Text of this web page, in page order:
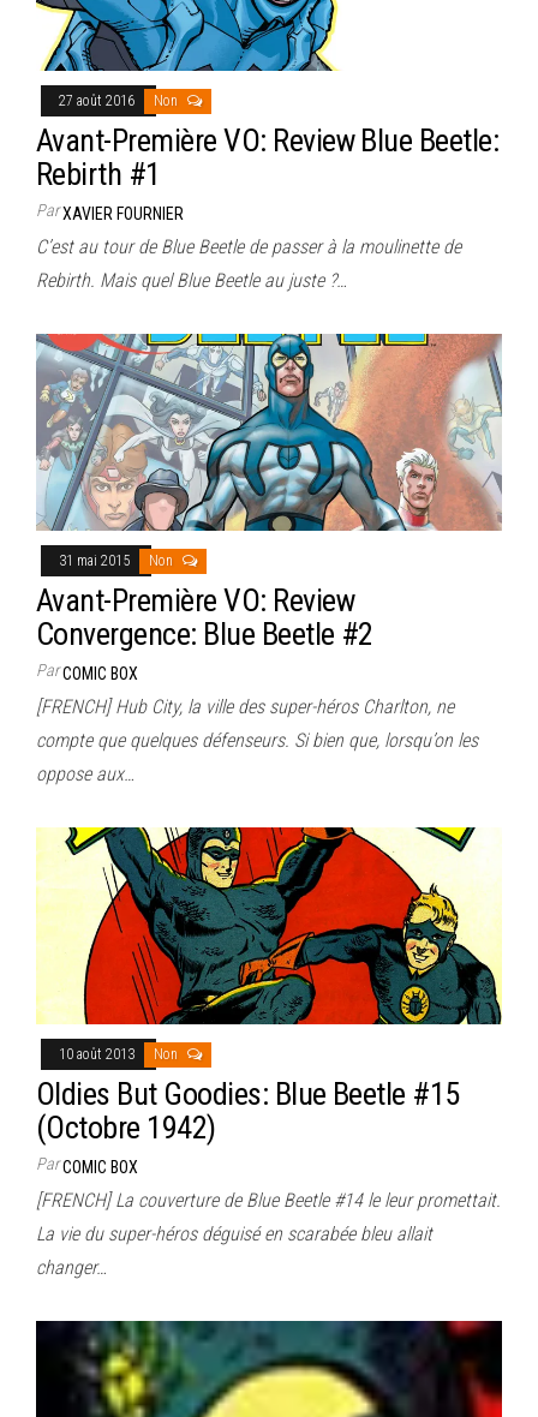
27 août 2016 Non
Avant-Première VO: Review Blue Beetle:
Rebirth #1
ParXAVIER FOURNIER
C’est au tour de Blue Beetle de passer à la moulinette de
Rebirth. Mais quel Blue Beetle au juste ?…
31 mai 2015 Non
Avant-Première VO: Review
Convergence: Blue Beetle #2
ParCOMIC BOX
[FRENCH] Hub City, la ville des super-héros Charlton, ne
compte que quelques défenseurs. Si bien que, lorsqu’on les
oppose aux…
10 août 2013 Non
Oldies But Goodies: Blue Beetle #15
(Octobre 1942)
ParCOMIC BOX
[FRENCH] La couverture de Blue Beetle #14 le leur promettait.
La vie du super-héros déguisé en scarabée bleu allait
changer…